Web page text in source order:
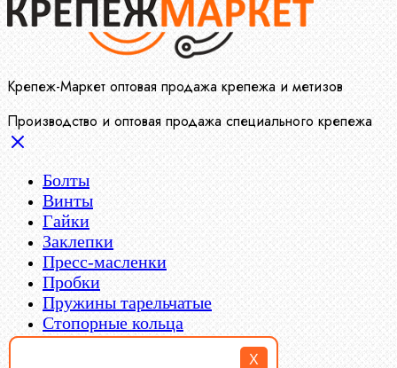
X
Крепеж-Маркет оптовая продажа крепежа и метизов
Производство и оптовая продажа специального крепежа
Болты
Винты
Гайки
Заклепки
Пресс-масленки
Пробки
Пружины тарельчатые
Стопорные кольца
Такелаж